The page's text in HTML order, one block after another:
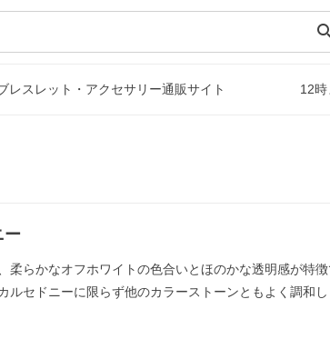
レスレット・アクセサリー通販サイト 12
ー
柔らかなオフホワイトの色合いとほのかな透明感が特徴
ルセドニーに限らず他のカラーストーンともよく調和し